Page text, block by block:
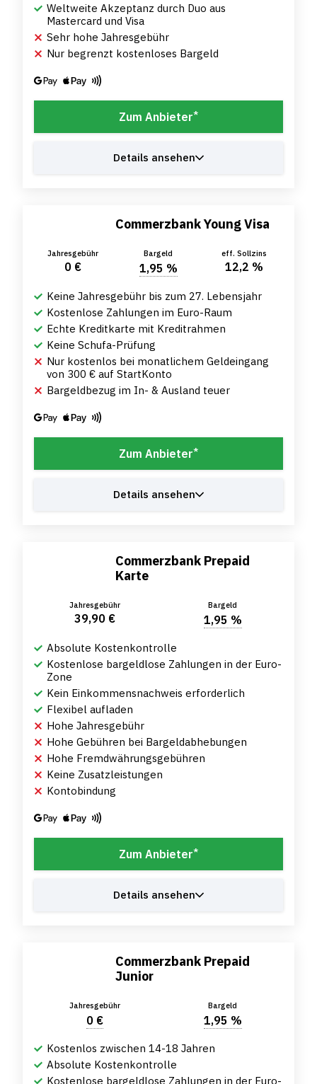
Weltweite Akzeptanz durch Duo aus
Mastercard und Visa
Sehr hohe Jahresgebühr
Nur begrenzt kostenloses Bargeld
Zum Anbieter*
Details ansehen
Commerzbank Young Visa
Jahresgebühr
0 €
Bargeld
1,95 %
eff. Sollzins
12,2 %
Keine Jahresgebühr bis zum 27. Lebensjahr
Kostenlose Zahlungen im Euro-Raum
Echte Kreditkarte mit Kreditrahmen
Keine Schufa-Prüfung
Nur kostenlos bei monatlichem Geldeingang
von 300 € auf StartKonto
Bargeldbezug im In- & Ausland teuer
Zum Anbieter*
Details ansehen
Commerzbank Prepaid
Karte
Jahresgebühr
39,90 €
Bargeld
1,95 %
Absolute Kostenkontrolle
Kostenlose bargeldlose Zahlungen in der Euro-
Zone
Kein Einkommensnachweis erforderlich
Flexibel aufladen
Hohe Jahresgebühr
Hohe Gebühren bei Bargeldabhebungen
Hohe Fremdwährungsgebühren
Keine Zusatzleistungen
Kontobindung
Zum Anbieter*
Details ansehen
Commerzbank Prepaid
Junior
Jahresgebühr
0 €
Bargeld
1,95 %
Kostenlos zwischen 14-18 Jahren
Absolute Kostenkontrolle
Kostenlose bargeldlose Zahlungen in der Euro-